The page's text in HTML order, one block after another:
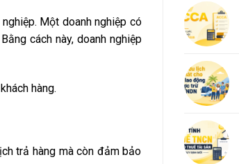
Một doanh nghiệp có
cách này, doanh nghiệp
hàng.
trả hàng mà còn đảm bảo